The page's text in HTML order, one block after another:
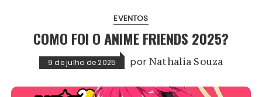
EVENTOS
COMO FOI O ANIME FRIENDS 2025?
9 de julho de 2025 porNathalia Souza